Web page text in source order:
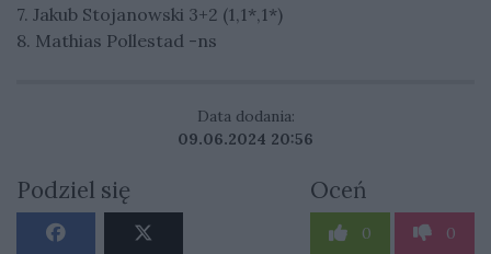
7. Jakub Stojanowski 3+2 (1,1*,1*)
8. Mathias Pollestad -ns
Data dodania:
09.06.2024 20:56
Podziel się Oceń
0 0